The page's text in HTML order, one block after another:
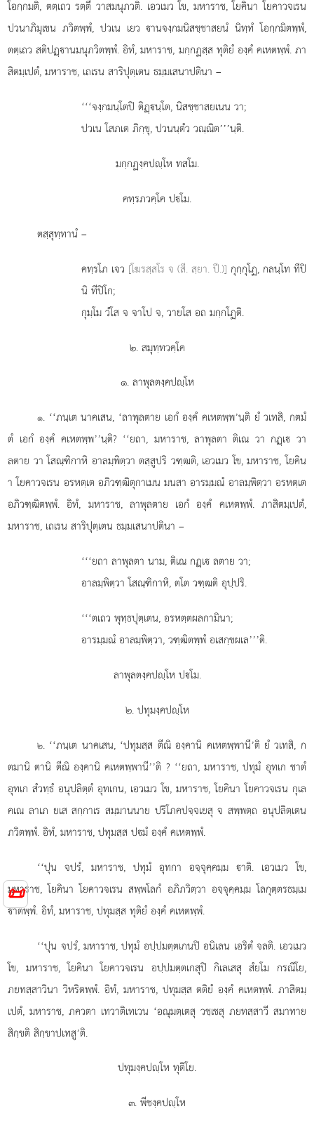
📜
โอกฺกมติ, ตตฺเถว รตฺตึ วาสมนุภวติ. เอวเมว โข, มหาราช, โยคินา โยคาวจเรน
ปวนาภิมุเขน ภวิตพฺพํ, ปวเน เยว านจงฺกมนิสชฺชาสยนํนิทฺทํ โอกฺกมิตพฺพํ,
ตตฺเถว สติปฏฺานมนุภวิตพฺพํ. อิทํ, มหาราช, มกฺกฏสฺส ทุติยํ องฺคํ คเหตพฺพํ. ภา
สิตมฺเปตํ, มหาราช, เถเรน สาริปุตฺเตน ธมฺมเสนาปตินา –
‘‘‘จงฺกมนฺโตปิ ติฏฺนฺโต, นิสชฺชาสยเนน วา;
ปวเน โสภเต ภิกฺขุ, ปวนนฺตํว วณฺณิต’’’นฺติ.
มกฺกฏงฺคปฺโห ทสโม.
คทฺรภวคฺโค ปโม.
ตสฺสุทฺทานํ –
คทฺรโภ เจว [โฆรสฺสโร จ (สี. สฺยา. ปี.)] กุกฺกุโฏ, กลนฺโท ทีปิ
นิ ทีปิโก;
กุมฺโม วํโส จ จาโป จ, วายโส อถ มกฺกโฏติ.
๒. สมุทฺทวคฺโค
๑. ลาพุลตงฺคปฺโห
๑. ‘‘ภนฺเตนาคเสน, ‘ลาพุลตาย เอกํ องฺคํ คเหตพฺพ’นฺติ ยํ วเทสิ, กตมํ
ตํ เอกํ องฺคํ คเหตพฺพ’’นฺติ? ‘‘ยถา, มหาราช, ลาพุลตา ติเณ วา กฏฺเ วา
ลตาย วา โสณฺฑิกาหิ อาลมฺพิตฺวา ตสฺสูปริ วฑฺฒติ, เอวเมว โข, มหาราช, โยคิน
า โยคาวจเรน อรหตฺเต อภิวฑฺฒิตุกาเมน มนสา อารมฺมณํ อาลมฺพิตฺวา อรหตฺเต
อภิวฑฺฒิตพฺพํ. อิทํ, มหาราช, ลาพุลตาย เอกํ องฺคํ คเหตพฺพํ. ภาสิตมฺเปตํ,
มหาราช, เถเรน สาริปุตฺเตน ธมฺมเสนาปตินา –
‘‘‘ยถา ลาพุลตา นาม, ติเณ กฏฺเ ลตาย วา;
อาลมฺพิตฺวา โสณฺฑิกาหิ, ตโต วฑฺฒติ อุปฺปริ.
‘‘‘ตเถว พุทฺธปุตฺเตน, อรหตฺตผลกามินา;
อารมฺมณํ อาลมฺพิตฺวา, วฑฺฒิตพฺพํ อเสกฺขผเล’’’ติ.
ลาพุลตงฺคปฺโห ปโม.
๒. ปทุมงฺคปฺโห
๒. ‘‘ภนฺเต นาคเสน, ‘ปทุมสฺส ตีณิ องฺคานิ คเหตพฺพานี’ติ ยํ วเทสิ, ก
ตมานิ ตานิ ตีณิ องฺคานิ คเหตพฺพานี’’ติ ? ‘‘ยถา, มหาราช, ปทุมํ อุทเก ชาตํ
อุทเก สํวทฺธํ อนุปลิตฺตํ อุทเกน, เอวเมว โข, มหาราช, โยคินา โยคาวจเรน กุเล
คเณ ลาเภ ยเสสกฺกาเร สมฺมานนาย ปริโภคปจฺจเยสุ จ สพฺพตฺถ อนุปลิตฺเตน
ภวิตพฺพํ. อิทํ, มหาราช, ปทุมสฺส ปมํ องฺคํ คเหตพฺพํ.
‘‘ปุน จปรํ, มหาราช, ปทุมํ อุทกา อจฺจุคฺคมฺม าติ. เอวเมว โข,
มหาราช, โยคินา โยคาวจเรน สพฺพโลกํ อภิภวิตฺวา อจฺจุคฺคมฺม โลกุตฺตรธมฺเม
าตพฺพํ. อิทํ, มหาราช, ปทุมสฺส ทุติยํ องฺคํ คเหตพฺพํ.
‘‘ปุน จปรํ, มหาราช, ปทุมํ อปฺปมตฺตเกนปิ อนิเลน เอริตํ จลติ. เอวเมว
โข, มหาราช, โยคินา โยคาวจเรน อปฺปมตฺตเกสุปิ กิเลเสสุ สํยโม กรณีโย,
ภยทสฺสาวินา วิหริตพฺพํ. อิทํ, มหาราช, ปทุมสฺส ตติยํ องฺคํ คเหตพฺพํ. ภาสิตมฺ
เปตํ, มหาราช, ภควตา เทวาติเทเวน ‘อณุมตฺเตสุ วชฺเชสุ ภยทสฺสาวี สมาทาย
สิกฺขติ สิกฺขาปเทสู’ติ.
ปทุมงฺคปฺโห ทุติโย.
๓. พีชงฺคปฺโห